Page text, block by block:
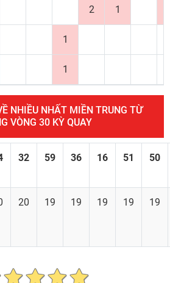
2 1
1
1
NHIỀU NHẤT MIỀN TRUNG TỪ
VÒNG 30 KỲ QUAY
32 59 36 16 51 50
20 19 19 19 19 19